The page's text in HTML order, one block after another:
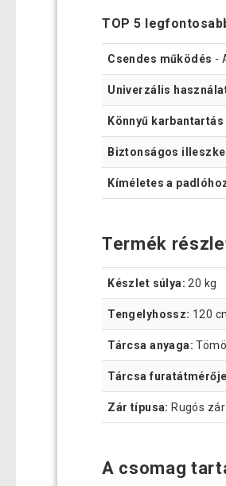
TOP 5
Csendes működés -
Univerzális
Könnyű karbantartás
Biztonságos
Kíméletes a
Termék
Készlet súlya: 20 kg
Tengelyhossz: 120
Tárcsa anyaga:
Tárcsa
Zár típusa: Rugós zár
A csomag